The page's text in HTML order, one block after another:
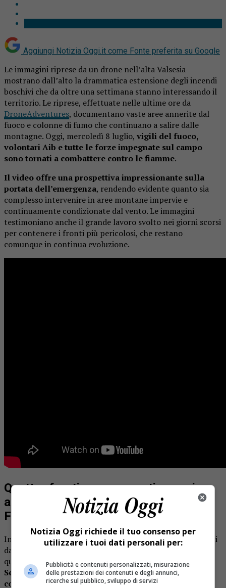
Aggiungi Notizia Oggi.it come Fonte preferita su Google
Le immagini riprese da un drone nell’alta Valsesia
mostrano dall’alto la drammatica estensione degli incendi
boschivi che da oltre una settimana stanno interessando il
territorio. Le riprese, effettuate nelle ultime ore da
DroneAdventures, documentano vaste aree annerite dal
fuoco e colonne di fumo che continuano a salire dalle
montagne. Oggi, mercoledì 8 luglio, vigili del fuoco,
volontari Aib e tutte le forze impegnate sul campo
sono tornati a combattere contro le fiamme.
Il video offre una prospettiva impressionante sulla
portata dell’emergenza, rendendo evidente quanto sia
complesso intervenire in aree montane impervie e
continuamente condizionate dal vento. Le immagini
testimoniano anche il grande lavoro svolto nei giorni scorsi
per contenere i fronti più pericolosi, che restano
comunque in continua evoluzione.
Quattro fronti ancora aperti, massima
attenzione a Cravagliana e Cervatto-
Fobello
Intanto il punto della situazione diffuso nella serata di ieri
dai vigili del fuoco conferma che gli incendi interessano
quattro distinti fronti.Le fiamme coinvolgono l’alpe
Seccio nel territorio di Boccioleto, l’alpe La Res nel
comune di Varallo, l’area di Cravagliana e la zona tra
Notizia Oggi richiede il tuo consenso per
utilizzare i tuoi dati personali per:
Pubblicità e contenuti personalizzati, misurazione
delle prestazioni dei contenuti e degli annunci,
ricerche sul pubblico, sviluppo di servizi